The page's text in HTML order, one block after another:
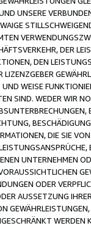
UNSERE
DER
DEN
WEISE
SIND. WEDER WIR
DIE SIE
UNTERNEHMEN
ODER
AUSSETZUNG
WERDEN